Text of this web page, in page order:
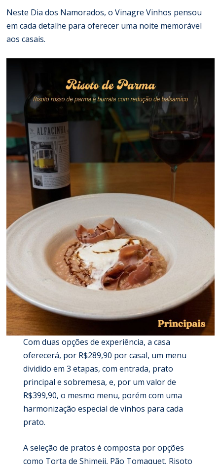
Neste Dia dos Namorados, o Vinagre Vinhos pensou
em cada detalhe para oferecer uma noite memorável
aos casais.
Com duas opções de experiência, a casa
oferecerá, por R$289,90 por casal, um menu
dividido em 3 etapas, com entrada, prato
principal e sobremesa, e, por um valor de
R$399,90, o mesmo menu, porém com uma
harmonização especial de vinhos para cada
prato.
A seleção de pratos é composta por opções
como Torta de Shimeji, Pão Tomaquet, Risoto